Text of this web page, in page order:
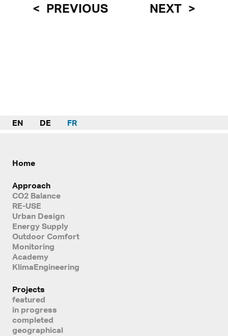
PREVIOUS NEXT
EN DE FR
Home
Approach
CO2 Balance
RE-USE
Urban Design
Energy Supply
Outdoor Comfort
Monitoring
Academy
KlimaEngineering
Projects
featured
in progress
completed
geographical